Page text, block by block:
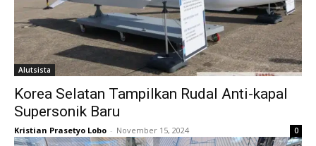
Alutsista
Korea Selatan Tampilkan Rudal Anti-kapal
Supersonik Baru
Kristian Prasetyo Lobo - November 15, 2024 0